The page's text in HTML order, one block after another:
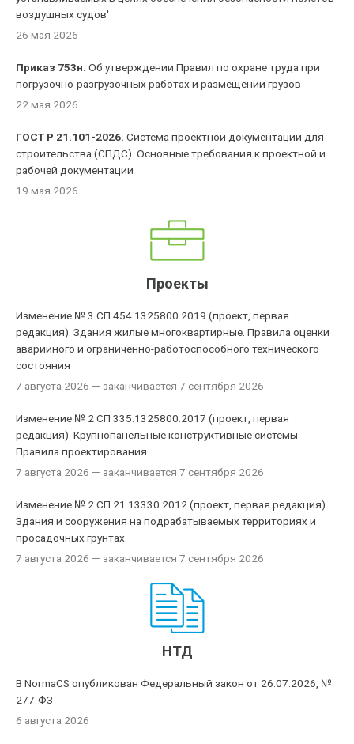
воздушных судов'
26 мая 2026
Приказ 753н. Об утверждении Правил по охране труда при
погрузочно-разгрузочных работах и размещении грузов
22 мая 2026
ГОСТ Р 21.101-2026. Система проектной документации для
строительства (СПДС). Основные требования к проектной и
рабочей документации
19 мая 2026
Проекты
Изменение № 3 СП 454.1325800.2019 (проект, первая
редакция). Здания жилые многоквартирные. Правила оценки
аварийного и ограниченно-работоспособного технического
состояния
7 августа 2026 — заканчивается 7 сентября 2026
Изменение № 2 СП 335.1325800.2017 (проект, первая
редакция). Крупнопанельные конструктивные системы.
Правила проектирования
7 августа 2026 — заканчивается 7 сентября 2026
Изменение № 2 СП 21.13330.2012 (проект, первая редакция).
Здания и сооружения на подрабатываемых территориях и
просадочных грунтах
7 августа 2026 — заканчивается 7 сентября 2026
НТД
В NormaCS опубликован Федеральный закон от 26.07.2026, №
277-ФЗ
6 августа 2026